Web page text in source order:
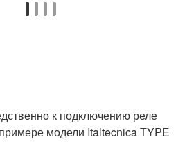
к подключению реле
модели Italtecnica TYPE